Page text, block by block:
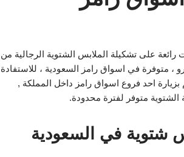
على تشكيلة الملابس الشتوية الرجالية من
، متوفرة في اسواق رامز السعودية ، للاستفادة
احد فروع اسواق رامز داخل المملكة ,
متوفر لفترة محدودة.
في السعودية